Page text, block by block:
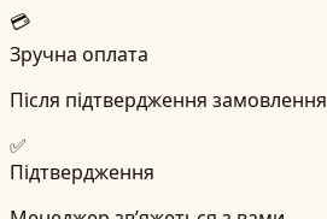
💳
Зручна оплата
Після підтвердження замовлення
✅
Підтвердження